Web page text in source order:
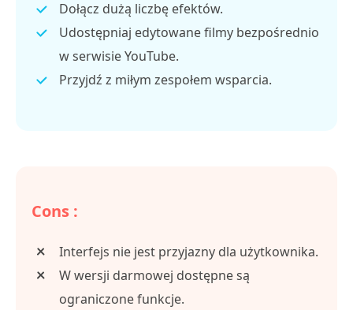
Dołącz dużą liczbę efektów.
Udostępniaj edytowane filmy bezpośrednio
w serwisie YouTube.
Przyjdź z miłym zespołem wsparcia.
Cons :
Interfejs nie jest przyjazny dla użytkownika.
W wersji darmowej dostępne są
ograniczone funkcje.